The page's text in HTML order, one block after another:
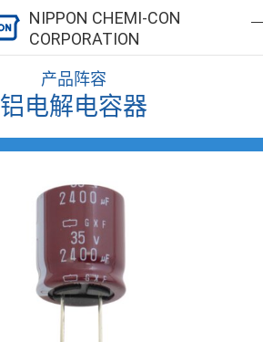
NIPPON CHEMI-CON
CORPORATION
产品阵容
铝电解电容器